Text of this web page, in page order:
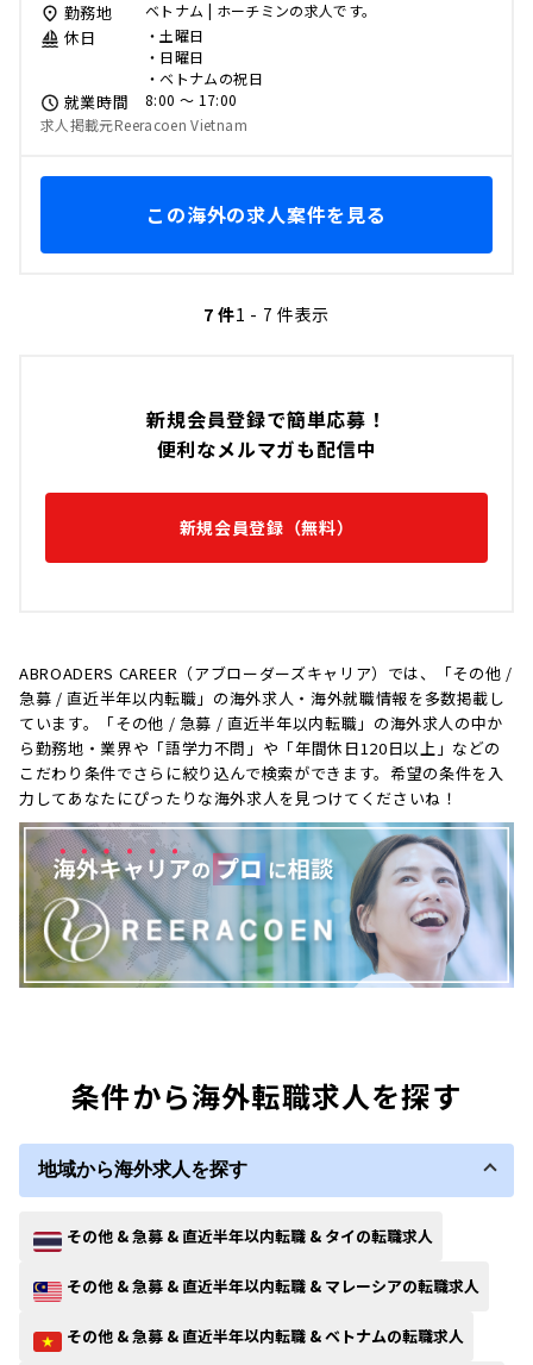
新規会員登録で簡単応募！
便利なメルマガも配信中
新規会員登録（無料）
ABROADERS CAREER（アブローダーズキャリア）では、「その他 /
急募 / 直近半年以内転職」の海外求人・海外就職情報を多数掲載し
ています。「その他 / 急募 / 直近半年以内転職」の海外求人の中か
ら勤務地・業界や「語学力不問」や「年間休日120日以上」などの
こだわり条件でさらに絞り込んで検索ができます。希望の条件を入
力してあなたにぴったりな海外求人を見つけてくださいね！
勤務地 ベトナム | ホーチミンの求人です。
休日
・土曜日
・日曜日
・ベトナムの祝日
就業時間
8:00 〜 17:00
求人掲載元Reeracoen Vietnam
この海外の求人案件を見る
7 件1 - 7 件表示
条件から海外転職求人を探す
地域から海外求人を探す
その他 & 急募 & 直近半年以内転職 & タイの転職求人
その他 & 急募 & 直近半年以内転職 & マレーシアの転職求人
その他 & 急募 & 直近半年以内転職 & ベトナムの転職求人